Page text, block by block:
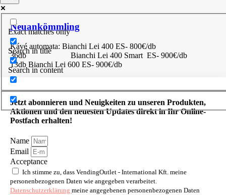
Exact matches only
Search in title
Search in content
Neuankömmling
Kávé automata: Bianchi Lei 400 ES- 800€/db
36db Bianchi Lei 400 Smart ES- 900€/db
13db Bianchi Lei 600 ES- 900€/db
Jetzt abonnieren und Neuigkeiten zu unseren Produkten,
Aktionen und den neuesten Updates direkt in Ihr Online-
Postfach erhalten!
Name
Email
Acceptance
Ich stimme zu, dass VendingOutlet - International Kft. meine
personenbezogenen Daten wie angegeben verarbeitet.
Datenschutzerklärung meine angegebenen personenbezogenen Daten